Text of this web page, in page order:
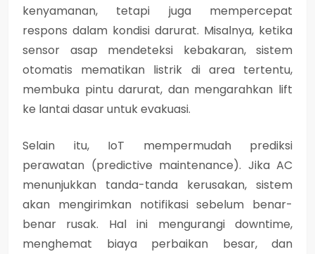
kenyamanan, tetapi juga mempercepat
respons dalam kondisi darurat. Misalnya, ketika
sensor asap mendeteksi kebakaran, sistem
otomatis mematikan listrik di area tertentu,
membuka pintu darurat, dan mengarahkan lift
ke lantai dasar untuk evakuasi.
Selain itu, IoT mempermudah prediksi
perawatan (predictive maintenance). Jika AC
menunjukkan tanda-tanda kerusakan, sistem
akan mengirimkan notifikasi sebelum benar-
benar rusak. Hal ini mengurangi downtime,
menghemat biaya perbaikan besar, dan